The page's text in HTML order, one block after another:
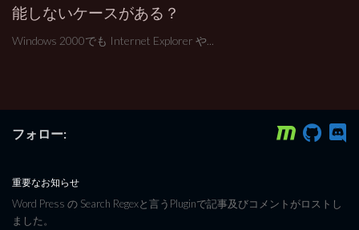
能しないケースがある？
Windows 2000でも Internet Explorer や...
フォロー:
重要なお知らせ
Word Press の Search Regexと言うPluginで記事及びコメントがロストし
ました。